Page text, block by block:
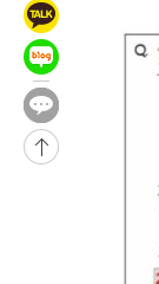
-18307초 전 >
-17743초 전 >
[속보
-16536초 전 >
축구
-15221초 전 >
-817초 전 >
[속보]합
日방위
[속보]
[속보]합참